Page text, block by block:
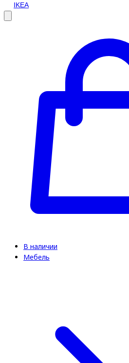
IKEA
В наличии
Мебель